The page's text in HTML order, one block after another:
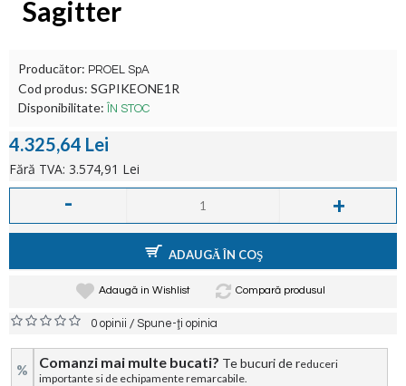
Sagitter
Producător: PROEL SpA
Cod produs: SGPIKEONE1R
Disponibilitate:
ÎN STOC
4.325,64 Lei
Fără TVA: 3.574,91 Lei
- +
ADAUGĂ ÎN COŞ
Adaugă in Wishlist Compară produsul
0 opinii /Spune-ţi opinia
% Comanzi mai multe bucati? Te bucuri de reduceri
importante si de echipamente remarcabile.